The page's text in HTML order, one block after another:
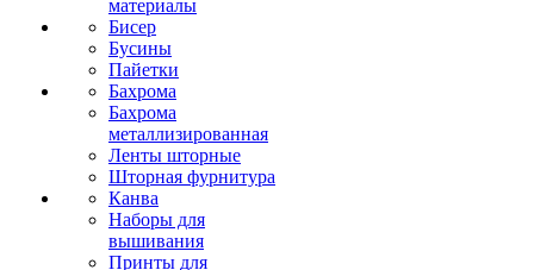
материалы
Бисер
Бусины
Пайетки
Бахрома
Бахрома
металлизированная
Ленты шторные
Шторная фурнитура
Канва
Наборы для
вышивания
Принты для